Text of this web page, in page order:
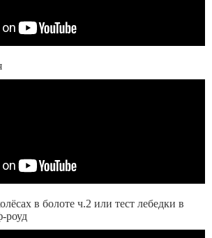
в болоте ч.2 или тест лебедки в
роуд